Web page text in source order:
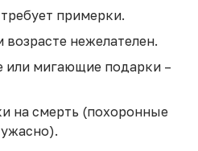
примерки.
возрасте нежелателен.
или мигающие подарки –
на смерть (похоронные